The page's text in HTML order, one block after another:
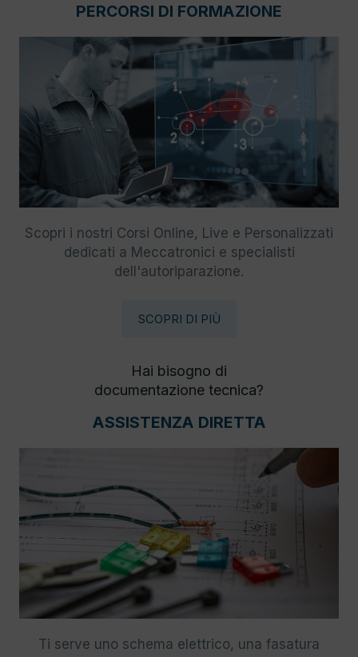
PERCORSI DI FORMAZIONE
Scopri i nostri Corsi Online, Live e Personalizzati
dedicati a Meccatronici e specialisti
dell'autoriparazione.
SCOPRI DI PIÙ
Hai bisogno di
documentazione tecnica?
ASSISTENZA DIRETTA
Ti serve uno schema elettrico, una fasatura